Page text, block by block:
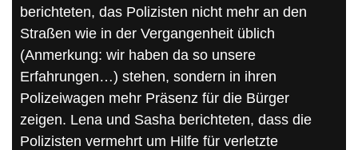
berichteten, das Polizisten nicht mehr an den
Straßen wie in der Vergangenheit üblich
(Anmerkung: wir haben da so unsere
Erfahrungen…) stehen, sondern in ihren
Polizeiwagen mehr Präsenz für die Bürger
zeigen. Lena und Sasha berichteten, dass die
Polizisten vermehrt um Hilfe für verletzte